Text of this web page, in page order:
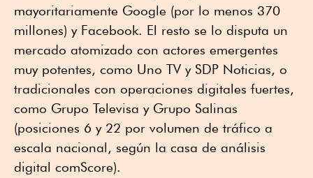
mayoritariamente Google (por lo menos 370
millones) y Facebook. El resto se lo disputa un
mercado atomizado con actores emergentes
muy potentes, como Uno TV y SDP Noticias, o
tradicionales con operaciones digitales fuertes,
como Grupo Televisa y Grupo Salinas
(posiciones 6 y 22 por volumen de tráfico a
escala nacional, según la casa de análisis
digital comScore).